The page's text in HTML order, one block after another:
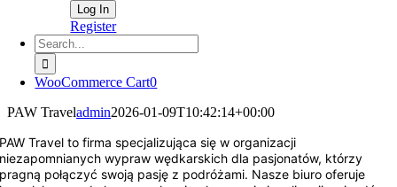
Register
Search
for:
WooCommerce Cart0
PAW Traveladmin2026-01-09T10:42:14+00:00
PAW Travel to firma specjalizująca się w organizacji
niezapomnianych wypraw wędkarskich dla pasjonatów, którzy
pragną połączyć swoją pasję z podróżami. Nasze biuro oferuje